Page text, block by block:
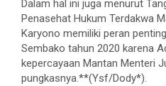
Dalam hal ini juga menurut
Penasehat Hukum Terdakwa
Karyono memiliki peran
Sembako tahun 2020 karena
kepercayaan Mantan Menteri
pungkasnya.**(Ysf/Dody*).